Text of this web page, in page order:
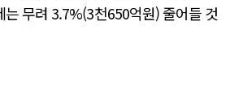
는 무려 3.7%(3천650억원) 줄어들 것